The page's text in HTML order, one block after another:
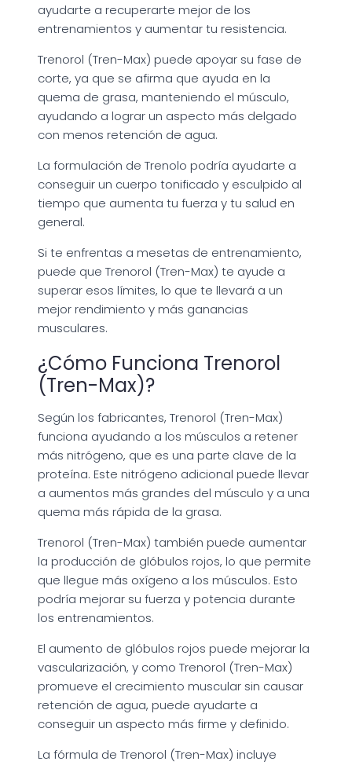
ayudarte a recuperarte mejor de los
entrenamientos y aumentar tu resistencia.
Trenorol (Tren-Max) puede apoyar su fase de
corte, ya que se afirma que ayuda en la
quema de grasa, manteniendo el músculo,
ayudando a lograr un aspecto más delgado
con menos retención de agua.
La formulación de Trenolo podría ayudarte a
conseguir un cuerpo tonificado y esculpido al
tiempo que aumenta tu fuerza y tu salud en
general.
Si te enfrentas a mesetas de entrenamiento,
puede que Trenorol (Tren-Max) te ayude a
superar esos límites, lo que te llevará a un
mejor rendimiento y más ganancias
musculares.
¿Cómo Funciona Trenorol
(Tren-Max)?
Según los fabricantes, Trenorol (Tren-Max)
funciona ayudando a los músculos a retener
más nitrógeno, que es una parte clave de la
proteína. Este nitrógeno adicional puede llevar
a aumentos más grandes del músculo y a una
quema más rápida de la grasa.
Trenorol (Tren-Max) también puede aumentar
la producción de glóbulos rojos, lo que permite
que llegue más oxígeno a los músculos. Esto
podría mejorar su fuerza y potencia durante
los entrenamientos.
El aumento de glóbulos rojos puede mejorar la
vascularización, y como Trenorol (Tren-Max)
promueve el crecimiento muscular sin causar
retención de agua, puede ayudarte a
conseguir un aspecto más firme y definido.
La fórmula de Trenorol (Tren-Max) incluye